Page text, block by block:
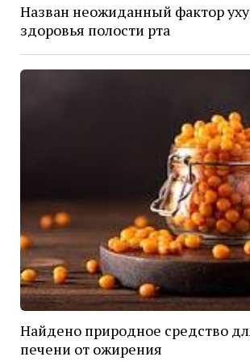
Назван неожиданный фактор
здоровья полости рта
Найдено природное средство
печени от ожирения